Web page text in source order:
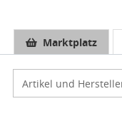
Marktplatz